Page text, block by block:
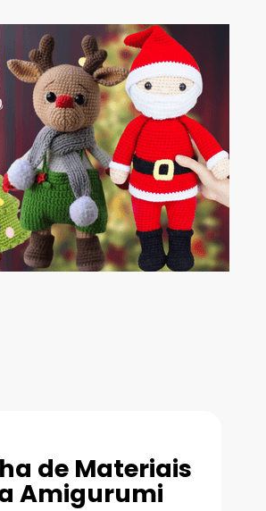
de Materiais
Amigurumi